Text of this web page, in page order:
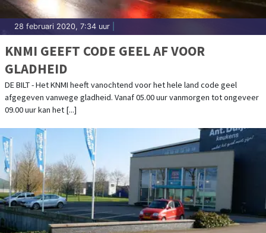
28 februari 2020, 7:34 uur
KNMI GEEFT CODE GEEL AF VOOR
GLADHEID
DE BILT - Het KNMI heeft vanochtend voor het hele land code geel
afgegeven vanwege gladheid. Vanaf 05.00 uur vanmorgen tot ongeveer
09.00 uur kan het [...]